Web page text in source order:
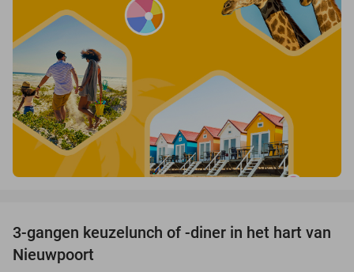
35%
3-gangen keuzelunch of -diner in het hart van
Nieuwpoort